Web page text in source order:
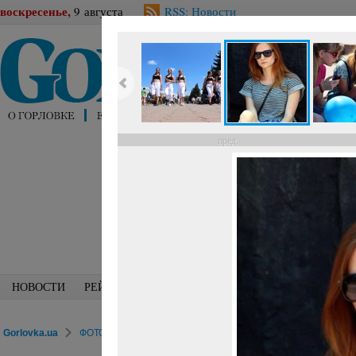
воскресенье, 9 августа RSS: Новости
НОВОСТИ РЕЙТИНГИ
Gorlovka.ua ФОТОРЕПОРТАЖИ
пред.